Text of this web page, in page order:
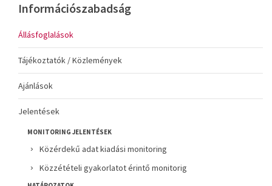
Információszabadság
Állásfoglalások
Tájékoztatók / Közlemények
Ajánlások
Jelentések
MONITORING JELENTÉSEK
Közérdekű adat kiadási monitoring
Közzétételi gyakorlatot érintő monitorig